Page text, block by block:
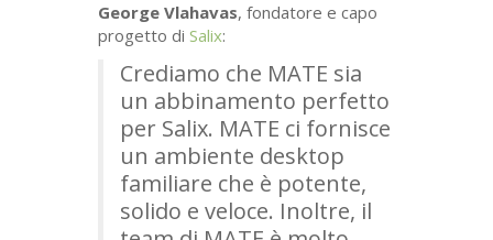
George Vlahavas, fondatore e capo
progetto diSalix:
Crediamo che MATE sia
un abbinamento perfetto
per Salix. MATE ci fornisce
un ambiente desktop
familiare che è potente,
solido e veloce. Inoltre, il